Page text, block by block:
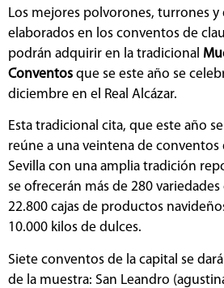
Los mejores polvorones, turrones y
elaborados en los conventos de
podrán adquirir en la tradicional
Conventos que se este año se
diciembre en el Real Alcázar.
Esta tradicional cita, que este año
reúne a una veintena de conventos
Sevilla con una amplia tradición
se ofrecerán más de 280
22.800 cajas de productos
10.000 kilos de dulces.
Siete conventos de la capital se
de la muestra: San Leandro